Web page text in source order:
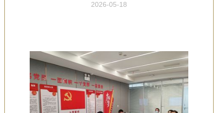
2026-05-18